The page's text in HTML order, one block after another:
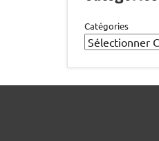
Catégories